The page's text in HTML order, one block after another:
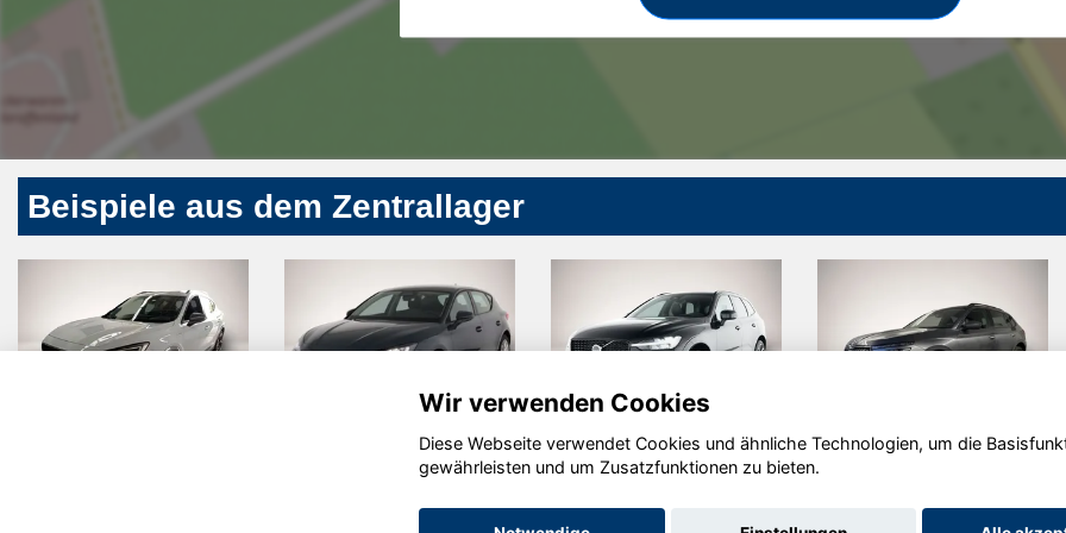
Beispiele aus dem Zentrallager
Volvo XC60 Skoda Kamiq
Wir verwenden Cookies
Diese Webseite verwendet Cookies und ähnliche Technologien, um die
gewährleisten und um Zusatzfunktionen zu bieten.